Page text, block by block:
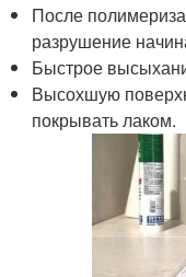
После
разрушение
Быстрое
Высохшую
покрывать лаком.